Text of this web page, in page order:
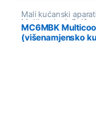
Mali kućanski aparati
Multicookeri,
MC6MBK
(višenamjensko